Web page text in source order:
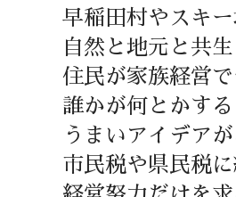
早稲田村やスキ
自然と地元と共
住民が家族経営
誰かが何とかす
うまいアイデア
市民税や県民税